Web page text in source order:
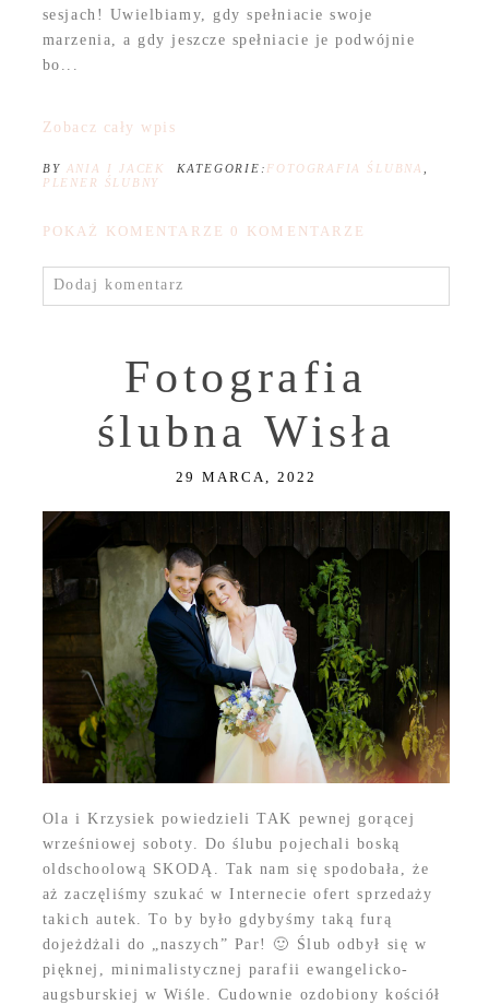
sesjach! Uwielbiamy, gdy spełniacie swoje
marzenia, a gdy jeszcze spełniacie je podwójnie
bo...
Zobacz cały wpis
BY ANIA I JACEK KATEGORIE: FOTOGRAFIA ŚLUBNA
PLENER ŚLUBNY
POKAŻ KOMENTARZE 0 KOMENTARZE
Dodaj komentarz
Fotografia
ślubna Wisła
29 MARCA, 2022
Ola i Krzysiek powiedzieli TAK pewnej gorącej
wrześniowej soboty. Do ślubu pojechali boską
oldschoolową SKODĄ. Tak nam się spodobała, że
aż zaczęliśmy szukać w Internecie ofert sprzedaży
takich autek. To by było gdybyśmy taką furą
dojeżdżali do „naszych” Par! 🙂 Ślub odbył się w
pięknej, minimalistycznej parafii ewangelicko-
augsburskiej w Wiśle. Cudownie ozdobiony kościół